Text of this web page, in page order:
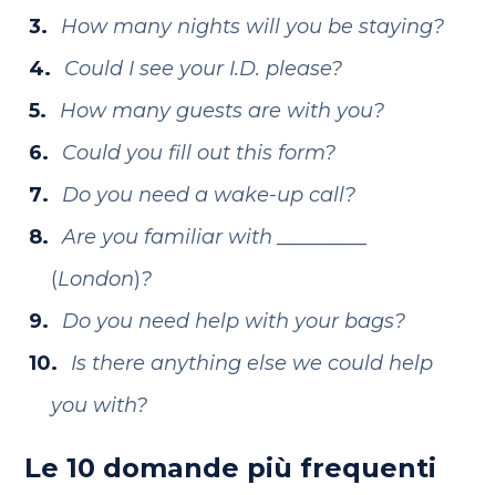
How many nights will you be staying?
Could I see your I.D. please?
How many guests are with you?
Could you fill out this form?
Do you need a wake-up call?
Are you familiar with _________
(London)?
Do you need help with your bags?
Is there anything else we could help
you with?
Le 10 domande più frequenti